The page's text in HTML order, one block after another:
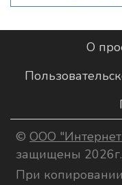
О
© ООО
защищены 2026г.
При